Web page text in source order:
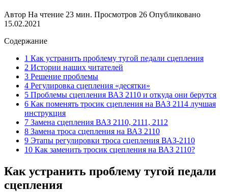
Автор На чтение 23 мин. Просмотров 26 Опубликовано
15.02.2021
Содержание
1 Как устранить проблему тугой педали сцепления
2 Истории наших читателей
3 Решение проблемы
4 Регулировка сцепления «десятки»
5 Проблемы сцепления ВАЗ 2110 и откуда они берутся
6 Как поменять тросик сцепления на ВАЗ 2114 лучшая
инструкция
7 Замена сцепления ВАЗ 2110, 2111, 2112
8 Замена троса сцепления на ВАЗ 2110
9 Этапы регулировки троса сцепления ВАЗ-2110
10 Как заменить тросик сцепления на ВАЗ 2110?
Как устранить проблему тугой педали
сцепления